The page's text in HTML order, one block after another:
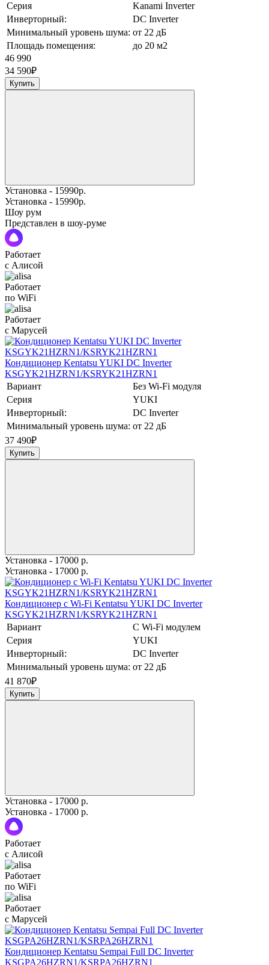
Серия
Kanami Inverter
Инверторный:
DC Inverter
Минимальный уровень шума: от 22 дБ
Площадь помещения:
до 20 м2
46 990
34 590₽
Купить
Установка - 15990р.
Установка - 15990р.
Шоу рум
Представлен в шоу-руме
Работает
с Алисой
Работает
по WiFi
Работает
с Марусей
Кондиционер Kentatsu YUKI DC Inverter
KSGYK21HZRN1/KSRYK21HZRN1
Вариант
Без Wi-Fi модуля
Серия
YUKI
Инверторный:
DC Inverter
Минимальный уровень шума: от 22 дБ
37 490₽
Купить
Установка - 17000 р.
Установка - 17000 р.
Кондиционер с Wi-Fi Kentatsu YUKI DC Inverter
KSGYK21HZRN1/KSRYK21HZRN1
Вариант
С Wi-Fi модулем
Серия
YUKI
Инверторный:
DC Inverter
Минимальный уровень шума: от 22 дБ
41 870₽
Купить
Установка - 17000 р.
Установка - 17000 р.
Работает
с Алисой
Работает
по WiFi
Работает
с Марусей
Кондиционер Kentatsu Sempai Full DC Inverter
KSGPA26HZRN1/KSRPA26HZRN1